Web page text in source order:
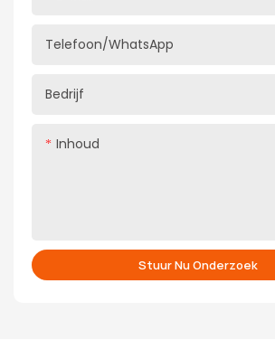
Telefoon/WhatsApp
Bedrijf
Inhoud
Stuur Nu Onderzoek